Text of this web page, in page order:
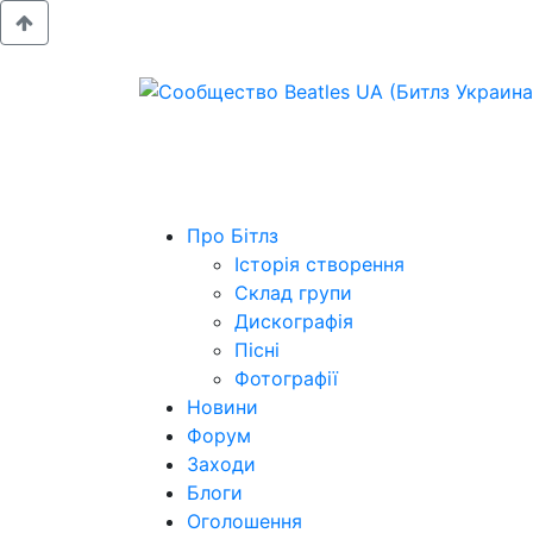
Про Бітлз
Історія створення
Склад групи
Дискографія
Пісні
Фотографії
Новини
Форум
Заходи
Блоги
Оголошення